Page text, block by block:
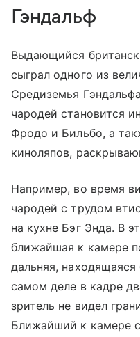
Гэндальф
Выдающийся
сыграл одного из
Средиземья
чародей становится
Фродо и Бильбо, а
киноляпов,
Например, во время
чародей с трудом
на кухне Бэг Энда. В
ближайшая к камере
дальняя,
самом деле в кадре
зритель не видел
Ближайший к камере